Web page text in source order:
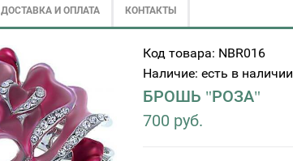
ДОСТАВКА И ОПЛАТА КОНТАКТЫ
Код товара: NBR016
Наличие: есть в наличии
БРОШЬ "РОЗА"
700 руб.